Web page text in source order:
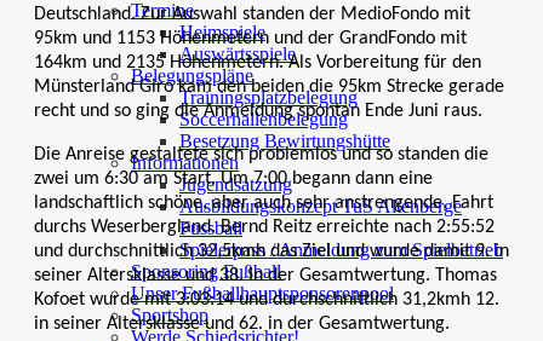
Termine
Heimspiele
Auswärtsspiele
Belegungspläne
Trainingsplatzbelegung
Soccerhallenbelegung
Besetzung Bewirtungshütte
Informationen
Jugendsatzung
Ausbildungskonzept TuS Altenberge
Fussball
Spielerpass / Anmeldung zum Spielbetrieb
Sponsoring Fußball
Unser Fußballhauptsponsorenpool
Sportshop
Werde Schiedsrichter!
Deutschland. Zur Auswahl standen der MedioFondo mit
95km und 1153 Höhenmetern und der GrandFondo mit
164km und 2135 Höhenmetern. Als Vorbereitung für den
Münsterland Giro kam den beiden die 95km Strecke gerade
recht und so ging die Anmeldung spontan Ende Juni raus.
Die Anreise gestaltete sich problemlos und so standen die
zwei um 6:30 am Start. Um 7:00 begann dann eine
landschaftlich schöne, aber auch sehr anstrengende, Fahrt
durchs Weserbergland. Bernd Reitz erreichte nach 2:55:52
und durchschnittlich 32,5kmh das Ziel und wurde damit 9. in
seiner Altersklasse und 38. In der Gesamtwertung. Thomas
Kofoet wurde mit 3:03:14 und durchschnittlich 31,2kmh 12.
in seiner Altersklasse und 62. in der Gesamtwertung.